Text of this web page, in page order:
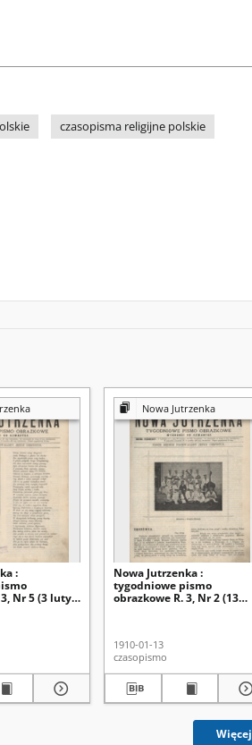
czasopisma religijne polskie
:
Nr 5 (3 luty
Nowa Jutrzenka
Nowa Jutrzenka :
tygodniowe pismo
obrazkowe R. 3, Nr 2 (13
1910-01-13
czasopismo
Więcej